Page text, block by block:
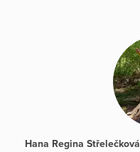
Hana Regina Střelečková